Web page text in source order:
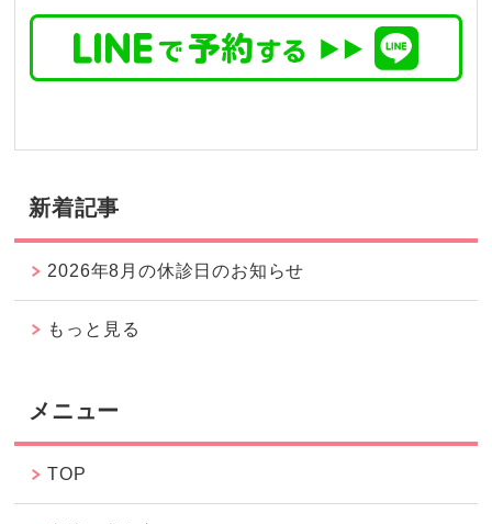
新着記事
2026年8月の休診日のお知らせ
もっと見る
メニュー
TOP